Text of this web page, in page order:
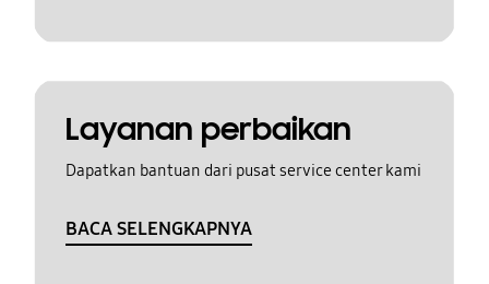
Layanan perbaikan
Dapatkan bantuan dari pusat service center kami
BACA SELENGKAPNYA